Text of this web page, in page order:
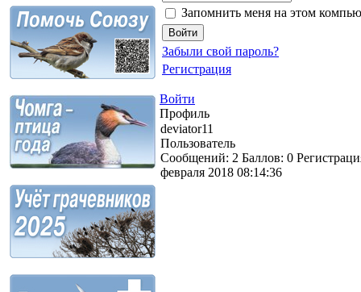
Запомнить меня на этом
Забыли свой пароль?
Регистрация
Войти
Профиль
deviator11
Пользователь
Сообщений: 2 Баллов: 0
февраля 2018 08:14:36